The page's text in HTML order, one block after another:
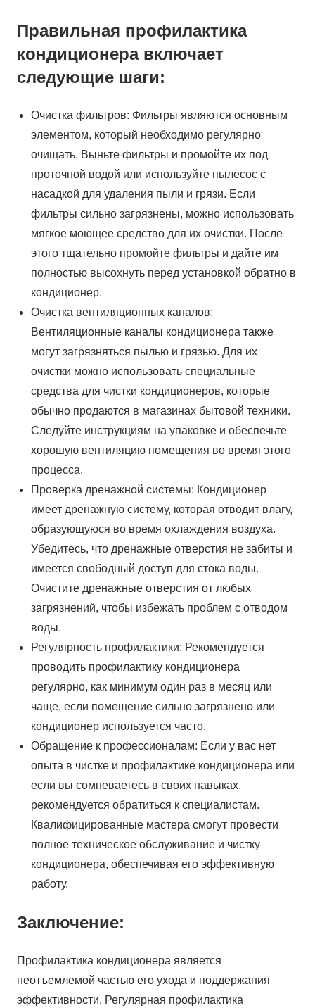
Правильная профилактика
кондиционера включает
следующие шаги:
Очистка фильтров: Фильтры являются основным
элементом, который необходимо регулярно
очищать. Выньте фильтры и промойте их под
проточной водой или используйте пылесос с
насадкой для удаления пыли и грязи. Если
фильтры сильно загрязнены, можно использовать
мягкое моющее средство для их очистки. После
этого тщательно промойте фильтры и дайте им
полностью высохнуть перед установкой обратно в
кондиционер.
Очистка вентиляционных каналов:
Вентиляционные каналы кондиционера также
могут загрязняться пылью и грязью. Для их
очистки можно использовать специальные
средства для чистки кондиционеров, которые
обычно продаются в магазинах бытовой техники.
Следуйте инструкциям на упаковке и обеспечьте
хорошую вентиляцию помещения во время этого
процесса.
Проверка дренажной системы: Кондиционер
имеет дренажную систему, которая отводит влагу,
образующуюся во время охлаждения воздуха.
Убедитесь, что дренажные отверстия не забиты и
имеется свободный доступ для стока воды.
Очистите дренажные отверстия от любых
загрязнений, чтобы избежать проблем с отводом
воды.
Регулярность профилактики: Рекомендуется
проводить профилактику кондиционера
регулярно, как минимум один раз в месяц или
чаще, если помещение сильно загрязнено или
кондиционер используется часто.
Обращение к профессионалам: Если у вас нет
опыта в чистке и профилактике кондиционера или
если вы сомневаетесь в своих навыках,
рекомендуется обратиться к специалистам.
Квалифицированные мастера смогут провести
полное техническое обслуживание и чистку
кондиционера, обеспечивая его эффективную
работу.
Заключение:
Профилактика кондиционера является
неотъемлемой частью его ухода и поддержания
эффективности. Регулярная профилактика